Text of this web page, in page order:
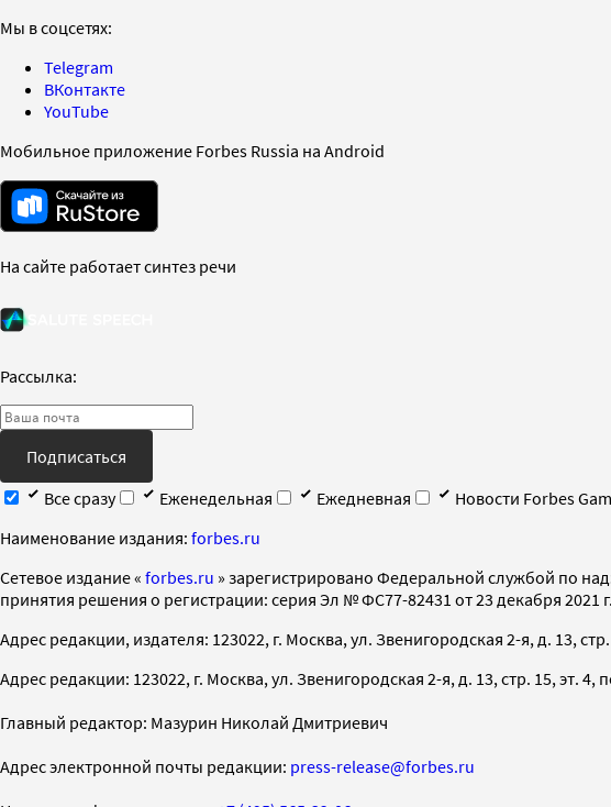
Мы в соцсетях:
Telegram
ВКонтакте
YouTube
Мобильное приложение Forbes Russia на Android
На сайте работает синтез речи
Рассылка:
Подписаться
Все сразу
Еженедельная Ежедневная
Новости Forbes
Наименование издания: forbes.ru
Cетевое издание « forbes.ru » зарегистрировано Федеральной службой по
принятия решения о регистрации: серия Эл № ФС77-82431 от 23 декабря 2021 г.
Адрес редакции, издателя: 123022, г. Москва, ул. Звенигородская 2-я, д. 13,
Адрес редакции: 123022, г. Москва, ул. Звенигородская 2-я, д. 13, стр. 15, эт. 4,
Главный редактор: Мазурин Николай Дмитриевич
Адрес электронной почты редакции: press-release@forbes.ru